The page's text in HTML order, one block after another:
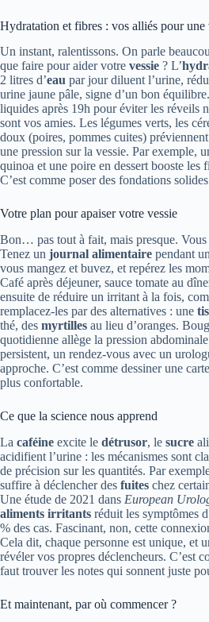
Hydratation et fibres : vos alliés pour une
Un instant, ralentissons. On parle
que faire pour aider votre vessie ? L’
2 litres d’eau par jour diluent l’urine,
urine jaune pâle, signe d’un bon
liquides après 19h pour éviter les réveils
sont vos amies. Les légumes verts, les
doux (poires, pommes cuites)
une pression sur la vessie. Par exemple,
quinoa et une poire en dessert booste les
C’est comme poser des fondations
Votre plan pour apaiser votre vessie
Bon… pas tout à fait, mais presque.
Tenez un journal alimentaire pendant
vous mangez et buvez, et repérez les
Café après déjeuner, sauce tomate au
ensuite de réduire un irritant à la fois,
remplacez-les par des alternatives : une
thé, des myrtilles au lieu d’oranges.
quotidienne allège la pression
persistent, un rendez-vous avec un
approche. C’est comme dessiner une
plus confortable.
Ce que la science nous apprend
La caféine excite le détrusor, le sucre
acidifient l’urine : les mécanismes sont
de précision sur les quantités. Par
suffire à déclencher des fuites chez
Une étude de 2021 dans European
aliments irritants réduit les symptômes
% des cas. Fascinant, non, cette
Cela dit, chaque personne est unique, et
révéler vos propres déclencheurs. C’est
faut trouver les notes qui sonnent juste
Et maintenant, par où commencer ?